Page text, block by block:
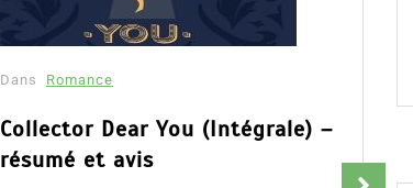
Dans Romance
Collector Dear You (Intégrale) –
résumé et avis